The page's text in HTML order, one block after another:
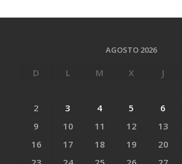
AGOSTO 2026
D L M X J
2
3 4 5 6
9
10 11 12 13
16
17 18 19 20